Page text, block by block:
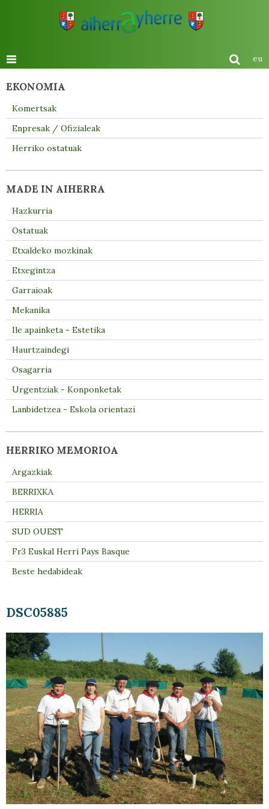
eu
DSC05885
EKONOMIA
Komertsak
Enpresak / Ofizialeak
Herriko ostatuak
MADE IN AIHERRA
Hazkurria
Ostatuak
Etxaldeko mozkinak
Etxegintza
Garraioak
Mekanika
Ile apainketa - Estetika
Haurtzaindegi
Osagarria
Urgentziak - Konponketak
Lanbidetzea - Eskola orientazi
HERRIKO MEMORIOA
Argazkiak
BERRIXKA
HERRIA
SUD OUEST
Fr3 Euskal Herri Pays Basque
Beste hedabideak